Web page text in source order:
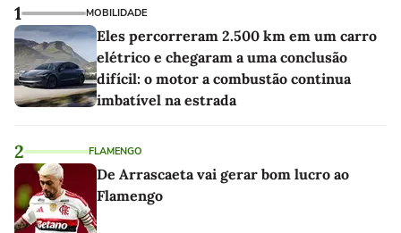
1 MOBILIDADE
Eles percorreram 2.500 km em um carro
elétrico e chegaram a uma conclusão
difícil: o motor a combustão continua
imbatível na estrada
2 FLAMENGO
De Arrascaeta vai gerar bom lucro ao
Flamengo